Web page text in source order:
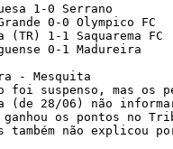
1-0 Serrano
0-0 Olympico FC
(TR) 1-1 Saquarema FC
0-1 Madureira
- Mesquita
foi suspenso, mas
(de 28/06) não
ganhou os pontos no
também não